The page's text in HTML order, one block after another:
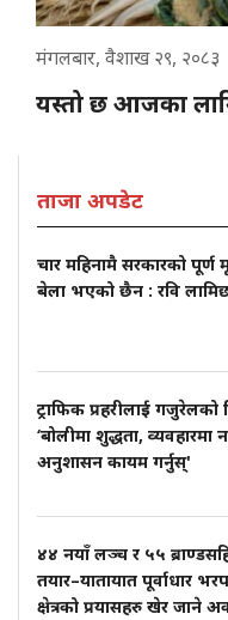
मंगलबार, वैशाख २९, २०८३
यस्तो छ आजका
ताजा अपडेट
चार महिनामै सरकारको पूर्ण
बेला भएको छैन : रवि
ट्राफिक प्रहरीलाई गजुरेलको
‘बोलीमा शुद्धता, व्यवहारमा
अनुशासन कायम गर्नुस्'
४४ नयाँ लञ्च र ५५
तयार–यातायात पूर्वाधार
क्षेत्रको प्रयासहरु खेर जाने